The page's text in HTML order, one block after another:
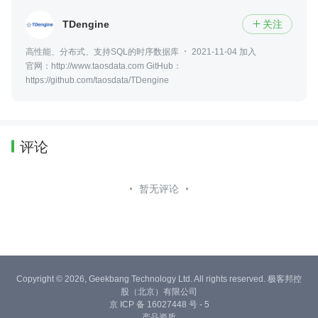
TDengine  关注
高性能、分布式、支持SQL的时序数据库
2021-11-04 加入
官网：http://www.taosdata.com GitHub：
https://github.com/taosdata/TDengine
评论
暂无评论
Copyright © 2026, Geekbang Technology Ltd. All rights reserved. 极客邦控
股（北京）有限公司
京 ICP 备 16027448 号 - 5